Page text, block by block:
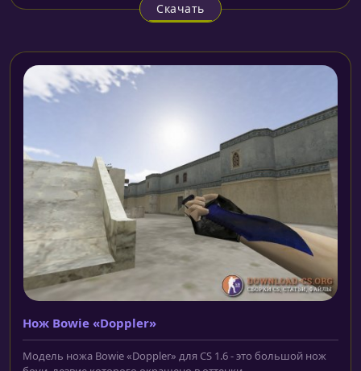
Скачать
Нож Bowie «Doppler»
Модель ножа Bowie «Doppler» для CS 1.6 - это большой нож